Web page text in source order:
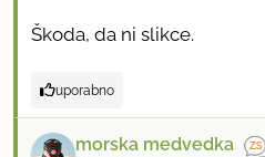
Škoda, da ni slikce.
uporabno
morska medvedka